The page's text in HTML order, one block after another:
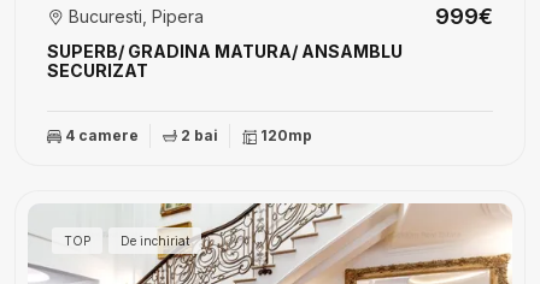
SUPERB/ GRADINA MATURA/ ANSAMBLU
SECURIZAT
Bucuresti, Pipera 999€
4 camere 2 bai 120mp
TOP De inchiriat